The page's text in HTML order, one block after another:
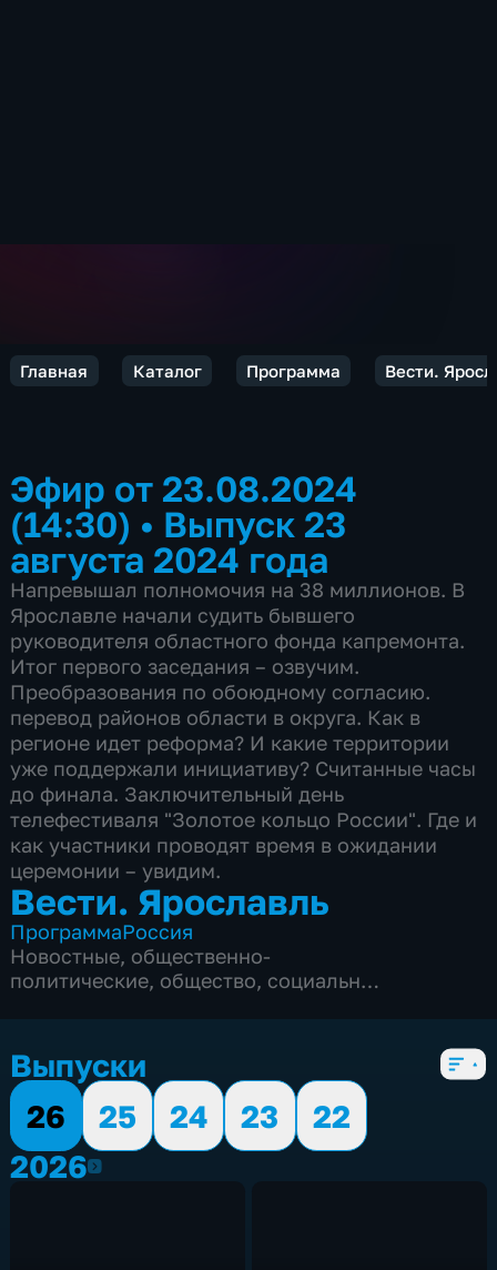
Главная Каталог Программа Вести.
Эфир от 23.08.2024
(14:30) • Выпуск 23
августа 2024 года
Напревышал полномочия на 38 миллионов. В
Ярославле начали судить бывшего
руководителя областного фонда капремонта.
Итог первого заседания – озвучим.
Преобразования по обоюдному согласию.
перевод районов области в округа. Как в
регионе идет реформа? И какие территории
уже поддержали инициативу? Считанные часы
до финала. Заключительный день
телефестиваля "Золотое кольцо России". Где и
как участники проводят время в ожидании
церемонии – увидим.
Вести. Ярославль
ПрограммаРоссия
Новостные, общественно-
политические, общество, социально-
Выпуски
26
25 24 23
22
20262026